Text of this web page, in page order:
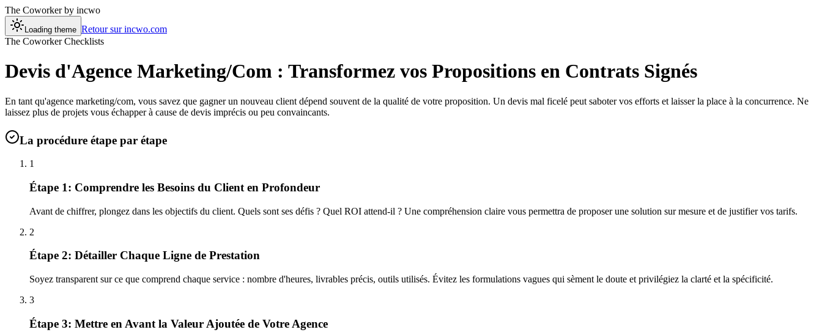
The Coworkerby incwo
Loading theme Retour sur incwo.com
The Coworker Checklists
Devis d'Agence Marketing/Com : Transformez vos Propositions en Contrats Signés
En tant qu'agence marketing/com, vous savez que gagner un nouveau client dépend souvent de la qualité de votre proposition. Un devis mal ficelé peut saboter vos efforts et laisser la place à la concurrence. Ne
laissez plus de projets vous échapper à cause de devis imprécis ou peu convaincants.
La procédure étape par étape
1
Étape 1: Comprendre les Besoins du Client en Profondeur
Avant de chiffrer, plongez dans les objectifs du client. Quels sont ses défis ? Quel ROI attend-il ? Une compréhension claire vous permettra de proposer une solution sur mesure et de justifier vos tarifs.
2
Étape 2: Détailler Chaque Ligne de Prestation
Soyez transparent sur ce que comprend chaque service : nombre d'heures, livrables précis, outils utilisés. Évitez les formulations vagues qui sèment le doute et privilégiez la clarté et la spécificité.
3
Étape 3: Mettre en Avant la Valeur Ajoutée de Votre Agence